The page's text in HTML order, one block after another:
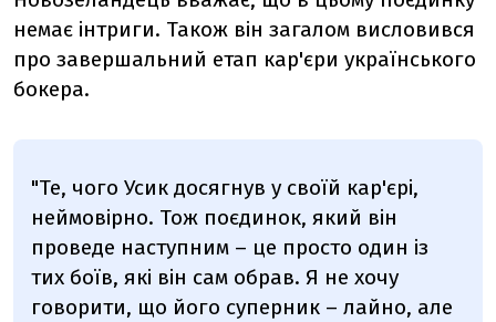
немає інтриги. Також він загалом висловився
про завершальний етап кар'єри українського
бокера.
"Те, чого Усик досягнув у своїй кар'єрі,
неймовірно. Тож поєдинок, який він
проведе наступним – це просто один із
тих боїв, які він сам обрав. Я не хочу
говорити, що його суперник – лайно, але